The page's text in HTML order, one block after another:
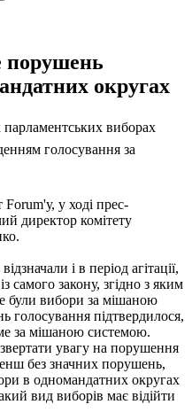
порушень
округах
виборах
голосування за
у ході прес-
директор комітету
і в період агітації,
самого закону, згідно з яким
були вибори за мішаною
голосування підтвердилося,
за мішаною системою.
увагу на порушення
без значних порушень,
в одномандатних округах
вид виборів має відійти